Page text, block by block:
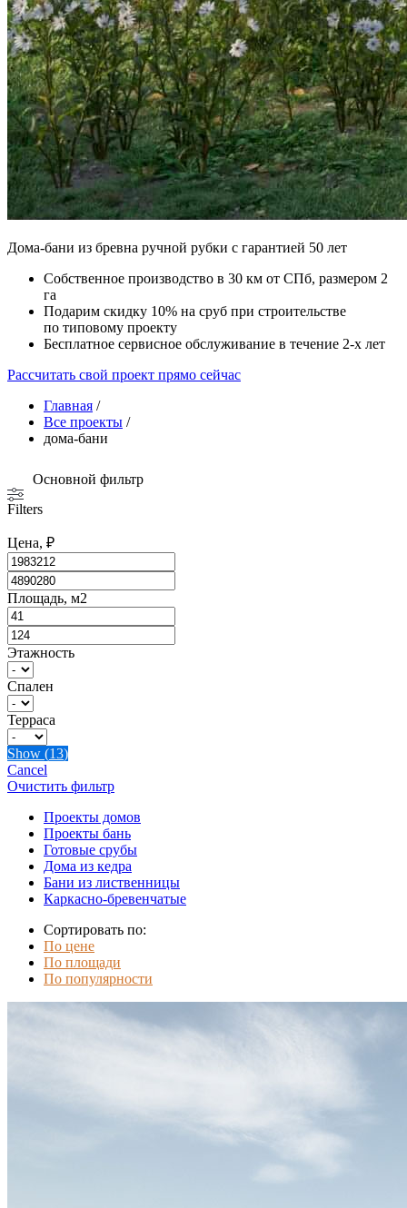
Дома-бани из бревна ручной рубки c гарантией 50 лет
Собственное производство в 30 км от СПб, размером 2
га
Подарим скидку 10% на сруб при строительстве
по типовому проекту
Бесплатное сервисное обслуживание в течение 2-х лет
Расcчитать свой проект прямо сейчас
Главная /
Все проекты /
дома-бани
Основной фильтр
Filters
Цена, ₽
Площадь, м2
Этажность
Спален
Терраса
Show (13)
Cancel
Очистить фильтр
Проекты домов
Проекты бань
Готовые срубы
Дома из кедра
Бани из лиственницы
Каркасно-бревенчатые
Сортировать по:
По цене
По площади
По популярности